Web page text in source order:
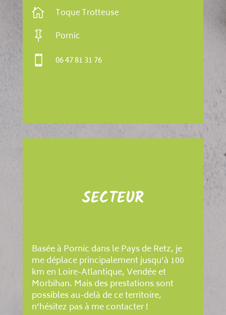
 Toque Trotteuse
 Pornic
 06 47 81 31 76
SECTEUR
Basée à Pornic dans le Pays de Retz, je
me déplace principalement jusqu'à 100
km en Loire-Atlantique, Vendée et
Morbihan. Mais des prestations sont
possibles au-delà de ce territoire,
n’hésitez pas à me contacter !